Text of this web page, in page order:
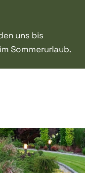
uns bis
im Sommerurlaub.